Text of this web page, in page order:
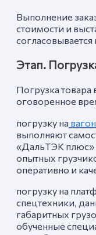
Выполнение
стоимости и
Этап.
Погрузка товара
оговоренное
погрузку на
выполняют
«ДальТЭК плюс»
опытных
оперативно и
погрузку на
спецтехники,
габаритных
обученные